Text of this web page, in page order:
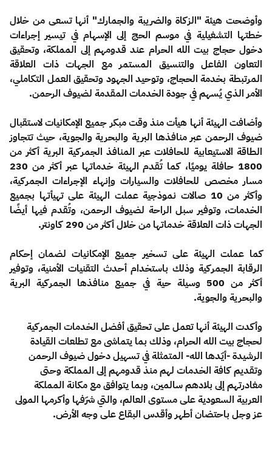
وأوضحت هيئة "الزكاة والضريبة والجمارك" أنها تسعى من خلال
خطتها التشغيلية في موسم الحج إلى الإسهام في تيسير إجراءات
دخول حجاج بيت الله الحرام عند قدومهم إلى المملكة، وتحقيق
التعاون الفاعل والتنسيق المستمر مع الجهات ذات العلاقة
المرتبطة بخدمة الحجاج، وتوحيد الجهود وتحقيق العمل التكاملي،
الأمر الذي يُسهم في جودة الخدمات المقدمة لضيوف الرحمن.
وأضافت الهيئة أنها هيأت منذ وقت مبكر جميع الإمكانيات لاستقبال
ضيوف الرحمن عبر منافذها البرية والبحرية والجوية، حيث تتجاوز
الطاقة الاستيعابية للحافلات عبر المنافذ الجمركية البرية أكثر من
1800 حافلة يوميًا، كما تُقدم الهيئة خدماتها عبر أكثر من 230
مسار مخصص للحافلات والسيارات وإنهاء الإجراءات الجمركية،
وأكثر من 10 صالات نموذجية عملت الهيئة على تهيأتها بجميع
الخدمات، وتوفير سبل الراحة لضيوف الرحمن، وتُقدم فيها أيضًا
الجهات ذات العلاقة خدماتها من خلال أكثر من 290 كاونتر.
كما عملت الهيئة على تسخير جميع الإمكانيات لضمان إحكام
الرقابة الجمركية وذلك باستخدام أحدث التقنيات الأمنية، وتوفير
أكثر من 500 وسيلة حية في جميع منافذها الجمركية البرية
والبحرية والجوية.
وأكدت الهيئة أنها تعمل على تحقيق أفضل الخدمات الجمركية
لحجاج بيت الله الحرام، وذلك بما يتماشى مع تطلعات القيادة
الرشيدة -أيّدها الله- المتمثلة في تسهيل دخول ضيوف الرحمن
وتقديم كافة الخدمات لهم منذ قدومهم إلى المملكة وحتى
مغادرتهم إلى بلادهم سالمين، وبما يتوافق مع مكانة المملكة
العربية السعودية على مستوى العالم، والتي شرّفها وأكرمها المولى
عز وجل باحتضان أطهر وأقدس البقاع على وجه الأرض.